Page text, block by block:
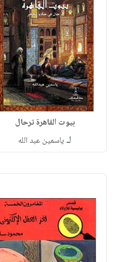
بيوت القاهرة ترحال
لـ ياسمين عبد الله